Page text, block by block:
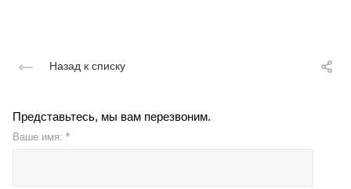
Назад к списку
Представьтесь, мы вам перезвоним.
Ваше имя: *